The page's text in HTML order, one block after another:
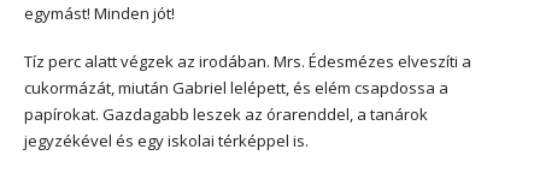
egymást! Minden jót!
Tíz perc alatt végzek az irodában. Mrs. Édesmézes elveszíti a
cukormázát, miután Gabriel lelépett, és elém csapdossa a
papírokat. Gazdagabb leszek az órarenddel, a tanárok
jegyzékével és egy iskolai térképpel is.